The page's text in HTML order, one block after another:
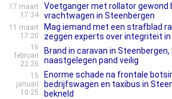
17 maart
17:34
Voetganger met rollator gewond
vrachtwagen in Steenbergen
11 maart
17:20
Mag iemand met een strafblad
zeggen experts over integriteit
16
februari
22:26
Brand in caravan in
naastgelegen pand veilig
15
januari
10:25
Enorme schade na frontale
bedrijfswagen en taxibus in
bekneld